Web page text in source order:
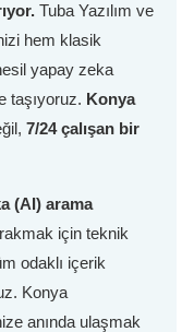
Tuba Yazılım ve
hem klasik
yapay zeka
taşıyoruz. Konya
7/24 çalışan bir
(AI) arama
için teknik
odaklı içerik
Konya
anında ulaşmak